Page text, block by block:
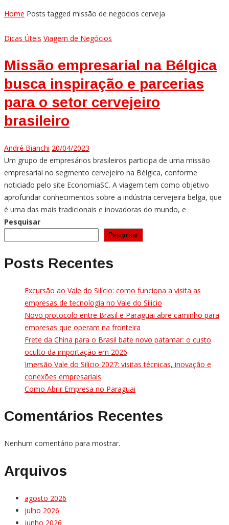
Home Posts tagged missão de negocios cerveja
Dicas Úteis Viagem de Negócios
Missão empresarial na Bélgica
busca inspiração e parcerias
para o setor cervejeiro
brasileiro
André Bianchi 20/04/2023
Um grupo de empresários brasileiros participa de uma missão
empresarial no segmento cervejeiro na Bélgica, conforme
noticiado pelo site EconomiaSC. A viagem tem como objetivo
aprofundar conhecimentos sobre a indústria cervejeira belga, que
é uma das mais tradicionais e inovadoras do mundo, e
Pesquisar
Pesquisar
Posts Recentes
Excursão ao Vale do Silício: como funciona a visita as
empresas de tecnologia no Vale do Silicio
Novo protocolo entre Brasil e Paraguai abre caminho para
empresas que operam na fronteira
Frete da China para o Brasil bate novo patamar: o custo
oculto da importação em 2026
Imersão Vale do Silício 2027: visitas técnicas, inovação e
conexões empresariais
Como Abrir Empresa no Paraguai
Comentários Recentes
Nenhum comentário para mostrar.
Arquivos
agosto 2026
julho 2026
junho 2026